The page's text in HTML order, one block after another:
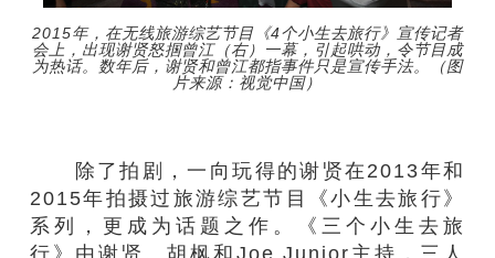
2015年，在无线旅游综艺节目《4个小生去旅行》宣传记者
会上，出现谢贤怒掴曾江（右）一幕，引起哄动，令节目成
为热话。数年后，谢贤和曾江都指事件只是宣传手法。（图
片来源：视觉中国）
除了拍剧，一向玩得的谢贤在2013年和
2015年拍摄过旅游综艺节目《小生去旅行》
系列，更成为话题之作。《三个小生去旅
行》由谢贤、胡枫和Joe Junior主持，三人